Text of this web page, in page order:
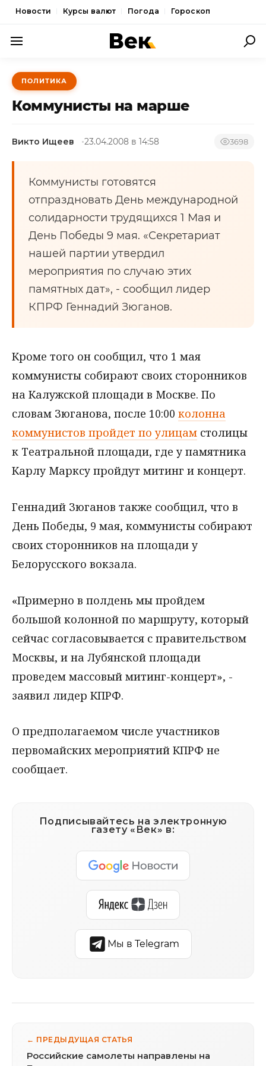
Новости Курсы валют Погода Гороскоп
ПОЛИТИКА
ЭКОНОМИКА
СПОРТ
КУЛЬТУРА
НОВОСТИ
ПОЛИТИКА
Коммунисты на марше
Викто Ищеев 23.04.2008 в 14:58 3698
Коммунисты готовятся
отпраздновать День международной
солидарности трудящихся 1 Мая и
День Победы 9 мая. «Секретариат
нашей партии утвердил
мероприятия по случаю этих
памятных дат», - сообщил лидер
КПРФ Геннадий Зюганов.
Кроме того он сообщил, что 1 мая
коммунисты собирают своих сторонников
на Калужской площади в Москве. По
словам Зюганова, после 10:00 колонна
коммунистов пройдет по улицам столицы
к Театральной площади, где у памятника
Карлу Марксу пройдут митинг и концерт.
Геннадий Зюганов также сообщил, что в
День Победы, 9 мая, коммунисты собирают
своих сторонников на площади у
Белорусского вокзала.
«Примерно в полдень мы пройдем
большой колонной по маршруту, который
сейчас согласовывается с правительством
Москвы, и на Лубянской площади
проведем массовый митинг-концерт», -
заявил лидер КПРФ.
О предполагаемом числе участников
первомайских мероприятий КПРФ не
сообщает.
Подписывайтесь на электронную
газету «Век» в:
Мы в Telegram
← ПРЕДЫДУЩАЯ СТАТЬЯ
Российские самолеты направлены на